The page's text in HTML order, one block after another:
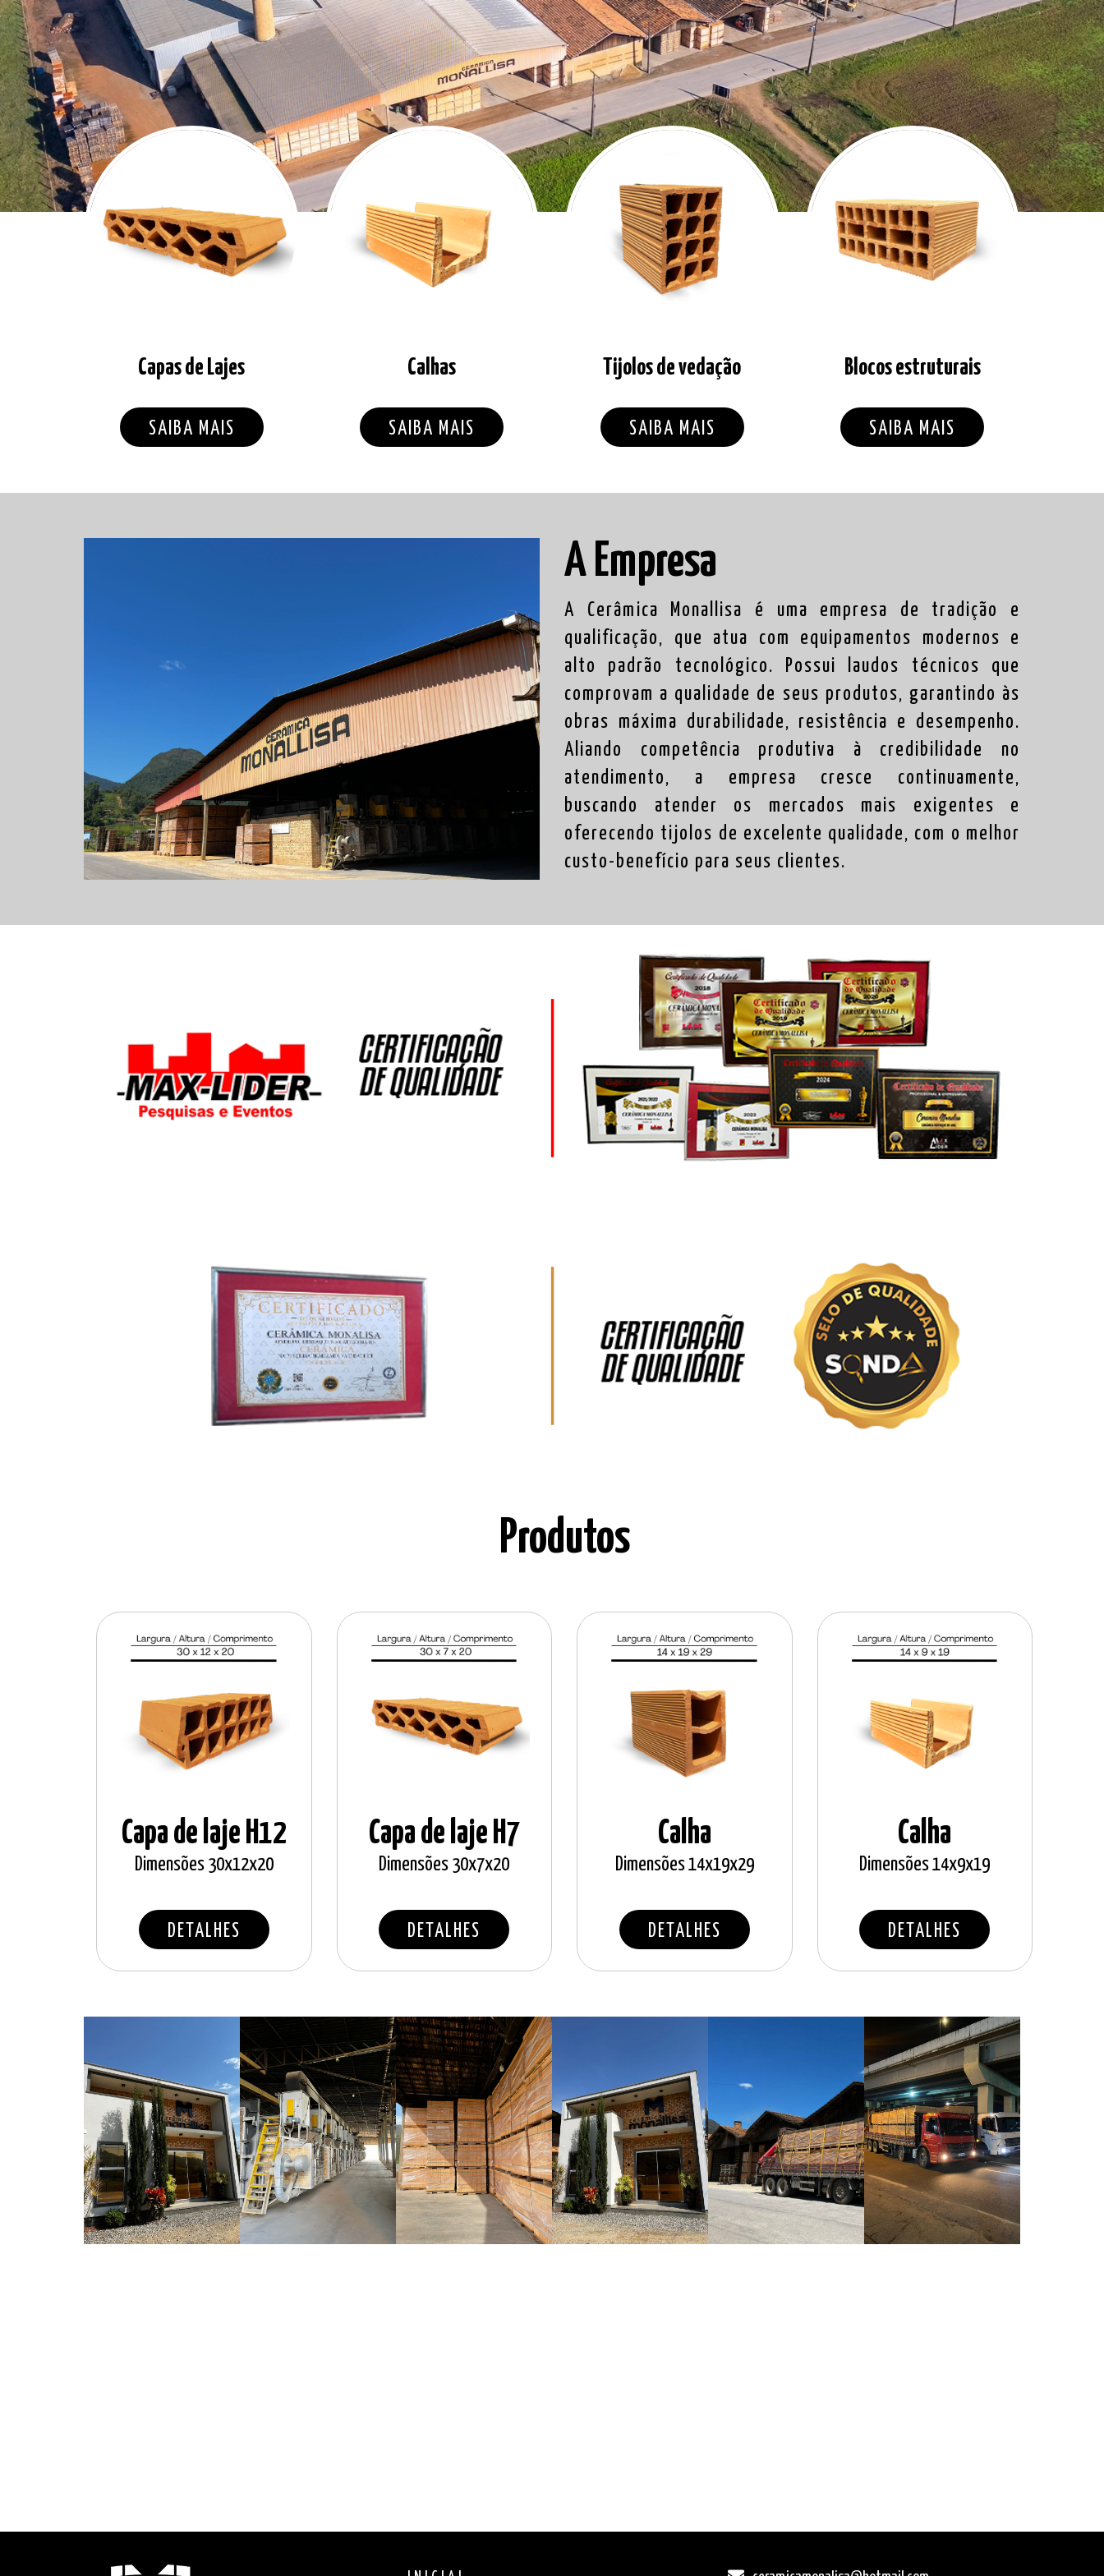
Capas de Lajes
SAIBA MAIS
Calhas
SAIBA MAIS
Tijolos de vedação
SAIBA MAIS
Blocos estruturais
SAIBA MAIS
A Empresa
A Cerâmica Monallisa é uma empresa de tradição e
qualificação, que atua com equipamentos modernos e
alto padrão tecnológico. Possui laudos técnicos que
comprovam a qualidade de seus produtos, garantindo às
obras máxima durabilidade, resistência e desempenho.
Aliando competência produtiva à credibilidade no
atendimento, a empresa cresce continuamente,
buscando atender os mercados mais exigentes e
oferecendo tijolos de excelente qualidade, com o melhor
custo-benefício para seus clientes.
Produtos
Capa de laje H12
Dimensões 30x12x20
DETALHES
Capa de laje H7
Dimensões 30x7x20
DETALHES
Calha
Dimensões 14x19x29
DETALHES
Calha
Dimensões 14x9x19
DETALHES